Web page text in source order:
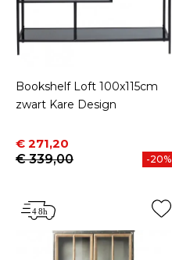
Bookshelf Loft 100x115cm
zwart Kare Design
Prijs
€ 271,20
Normale prijs
€ 339,00
-20%